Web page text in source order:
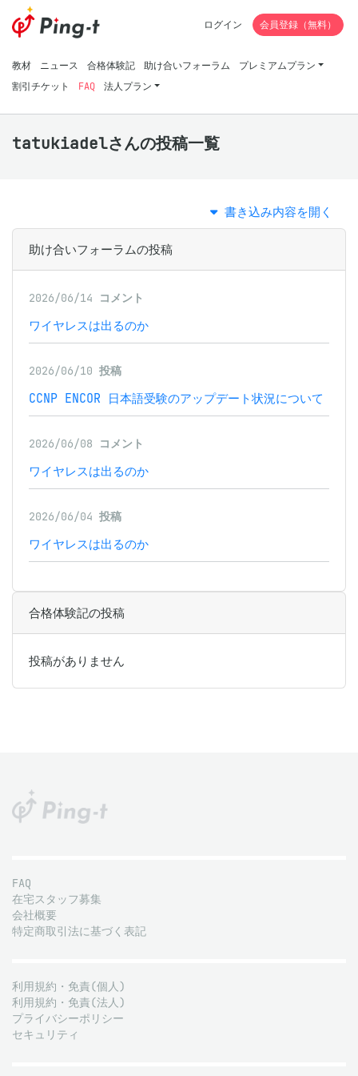
教材 ニュース 合格体験記 助け合いフォーラム
プレミアムプラン
割引チケット
FAQ 法人プラン
ログイン 会員登録（無料）
tatukiadelさんの投稿一覧
書き込み内容を開く
助け合いフォーラムの投稿
2026/06/14 コメント
ワイヤレスは出るのか
2026/06/10 投稿
CCNP ENCOR 日本語受験のアップデート状況について
2026/06/08 コメント
ワイヤレスは出るのか
2026/06/04 投稿
ワイヤレスは出るのか
合格体験記の投稿
投稿がありません
FAQ
在宅スタッフ募集
会社概要
特定商取引法に基づく表記
利用規約・免責(個人)
利用規約・免責(法人)
プライバシーポリシー
セキュリティ